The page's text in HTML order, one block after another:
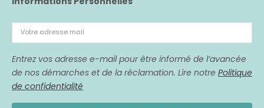
Votre adresse mail
Entrez vos adresse e-mail pour être informé de l’avancée
de nos démarches et de la réclamation. Lire notre Politique
de confidentialité